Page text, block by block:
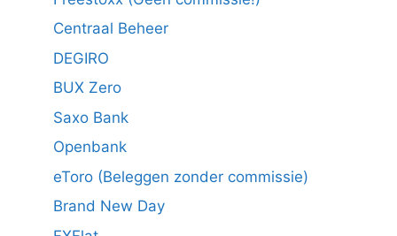
Centraal Beheer
DEGIRO
BUX Zero
Saxo Bank
Openbank
eToro (Beleggen zonder commissie)
Brand New Day